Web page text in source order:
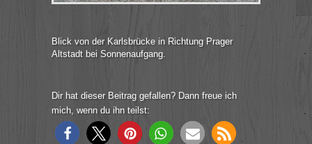
Blick von der Karlsbrücke in Richtung Prager
Altstadt bei Sonnenaufgang.
Dir hat dieser Beitrag gefallen? Dann freue ich
mich, wenn du ihn teilst: